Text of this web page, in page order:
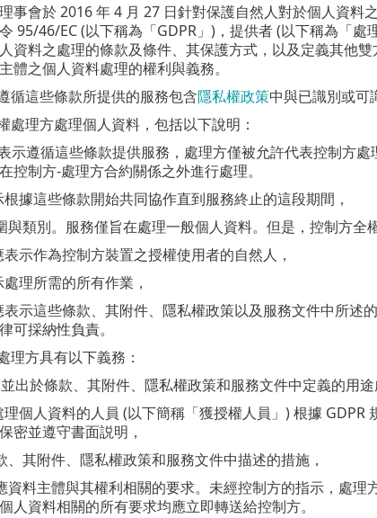
事會於 2016 年 4 月 27 日針對保護自然人對於個人資料
95/46/EC (以下稱為「GDPR」)，提供者 (以下稱為「
資料之處理的條款及條件、其保護方式，以及定義其他
體之個人資料處理的權利與義務。
循這些條款所提供的服務包含隱私權政策中與已識別或可
處理方處理個人資料，包括以下說明：
示遵循這些條款提供服務，處理方僅被允許代表控制方
控制方-處理方合約關係之外進行處理。
據這些條款開始共同協作直到服務終止的這段期間，
類別。服務僅旨在處理一般個人資料。但是，控制方全
示作為控制方裝置之授權使用者的自然人，
理所需的所有作業，
示這些條款、其附件、隱私權政策以及服務文件中所述
可採納性負責。
理方具有以下義務：
出於條款、其附件、隱私權政策和服務文件中定義的用途
個人資料的人員 (以下簡稱「獲授權人員」) 根據
密並遵守書面説明，
、其附件、隱私權政策和服務文件中描述的措施，
資料主體與其權利相關的要求。未經控制方的指示，處
人資料相關的所有要求均應立即轉送給控制方。